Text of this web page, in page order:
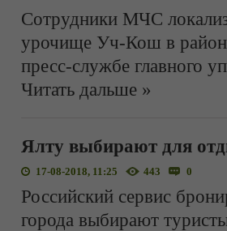
Сотрудники МЧС
урочище Уч-Кош в
пресс-службе главного
Читать дальше »
Ялту выбирают для
17-08-2018, 11:25 443 0
Российский сервис
города выбирают